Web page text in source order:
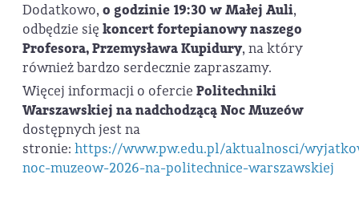
Dodatkowo, o godzinie 19:30 w Małej Auli,
odbędzie się koncert fortepianowy naszego
Profesora, Przemysława Kupidury, na który
również bardzo serdecznie zapraszamy.
Więcej informacji o ofercie Politechniki
Warszawskiej na nadchodzącą Noc Muzeów
dostępnych jest na
stronie: https://www.pw.edu.pl/aktualnosci/
noc-muzeow-2026-na-politechnice-warszawskiej